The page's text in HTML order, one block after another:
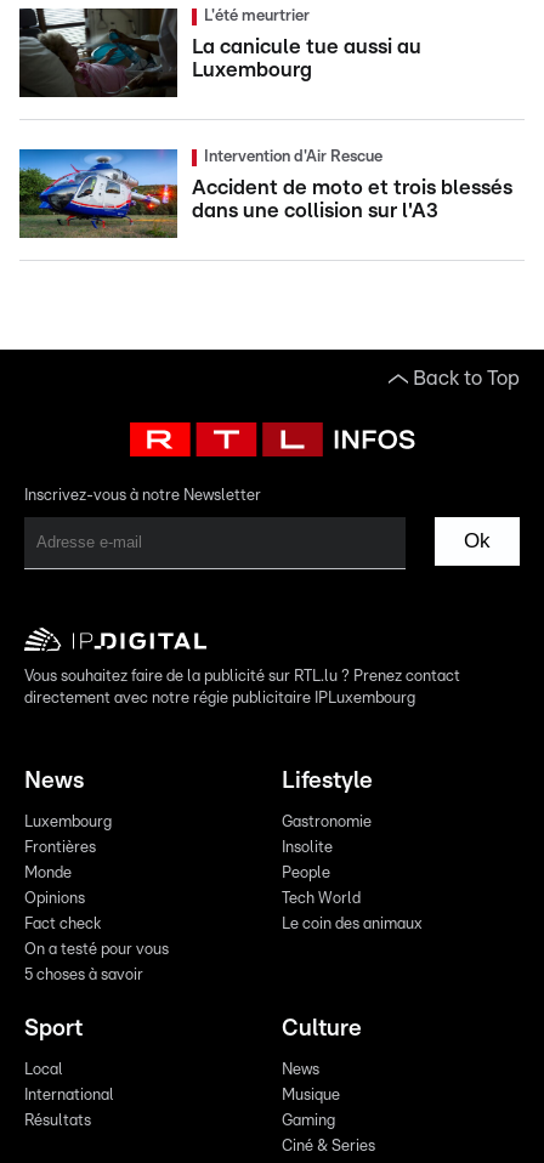
L'été meurtrier
La canicule tue aussi au
Luxembourg
Intervention d'Air Rescue
Accident de moto et trois blessés
dans une collision sur l'A3
Back to Top
Inscrivez-vous à notre Newsletter
Ok
Vous souhaitez faire de la publicité sur RTL.lu ? Prenez contact
directement avec notre régie publicitaire IPLuxembourg
News
Luxembourg
Frontières
Monde
Opinions
Fact check
On a testé pour vous
5 choses à savoir
Lifestyle
Gastronomie
Insolite
People
Tech World
Le coin des animaux
Sport
Local
International
Résultats
Culture
News
Musique
Gaming
Ciné & Series